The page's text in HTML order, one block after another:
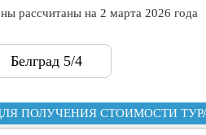
рассчитаны на 2 марта 2026 года
Белград 5/4
ПОЛУЧЕНИЯ СТОИМОСТИ ТУРА